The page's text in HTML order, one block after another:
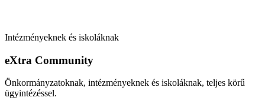
Intézményeknek és iskoláknak
eXtra Community
Önkormányzatoknak, intézményeknek és iskoláknak, teljes körű
ügyintézéssel.